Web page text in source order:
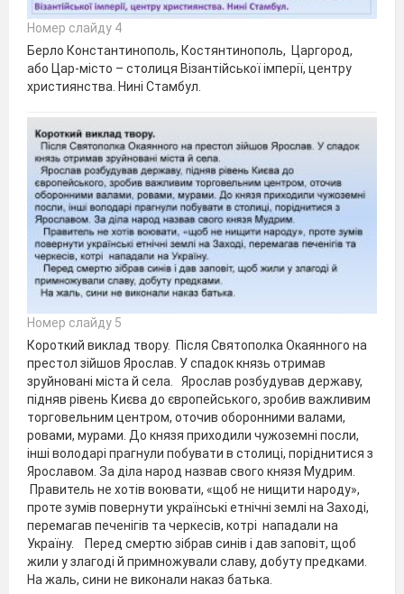
Номер слайду 4
Берло Константинополь, Костянтинополь, Царгород,
або Цар-місто – столиця Візантійської імперії, центру
християнства. Нині Стамбул.
Номер слайду 5
Короткий виклад твору. Після Святополка Окаянного на
престол зійшов Ярослав. У спадок князь отримав
зруйновані міста й села. Ярослав розбудував державу,
підняв рівень Києва до європейського, зробив важливим
торговельним центром, оточив оборонними валами,
ровами, мурами. До князя приходили чужоземні посли,
інші володарі прагнули побувати в столиці, поріднитися з
Ярославом. За діла народ назвав свого князя Мудрим.
Правитель не хотів воювати, «щоб не нищити народу»,
проте зумів повернути українські етнічні землі на Заході,
перемагав печенігів та черкесів, котрі нападали на
Україну. Перед смертю зібрав синів і дав заповіт, щоб
жили у злагоді й примножували славу, добуту предками.
На жаль, сини не виконали наказ батька.